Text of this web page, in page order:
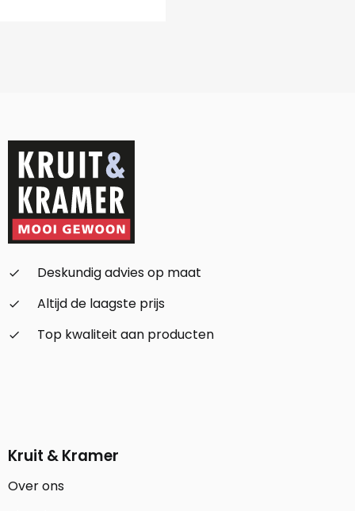
check_small
Deskundig advies op maat
check_small
Altijd de laagste prijs
check_small
Top kwaliteit aan producten
Kruit & Kramer
Over ons